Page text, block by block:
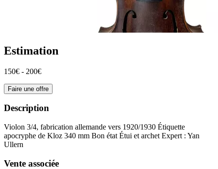
Estimation
150€ - 200€
Faire une offre
Description
Violon 3/4, fabrication allemande vers 1920/1930 Étiquette
apocryphe de Kloz 340 mm Bon état Étui et archet Expert : Yan
Ullern
Vente associée